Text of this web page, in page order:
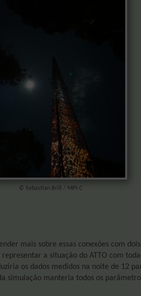
© Sebastian Brill / MPI-C
mais sobre essas conexões com
a situação do ATTO com
os dados medidos na noite de 12
simulação manteria todos os